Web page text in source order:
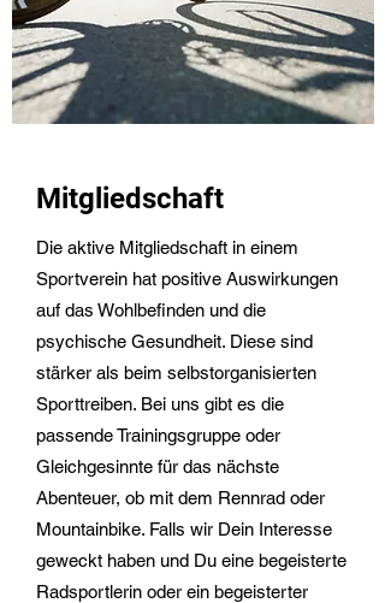
Mitgliedschaft
Die aktive Mitgliedschaft in einem
Sportverein hat positive Auswirkungen
auf das Wohlbefinden und die
psychische Gesundheit. Diese sind
stärker als beim selbstorganisierten
Sporttreiben. Bei uns gibt es die
passende Trainingsgruppe oder
Gleichgesinnte für das nächste
Abenteuer, ob mit dem Rennrad oder
Mountainbike. Falls wir Dein Interesse
geweckt haben und Du eine begeisterte
Radsportlerin oder ein begeisterter